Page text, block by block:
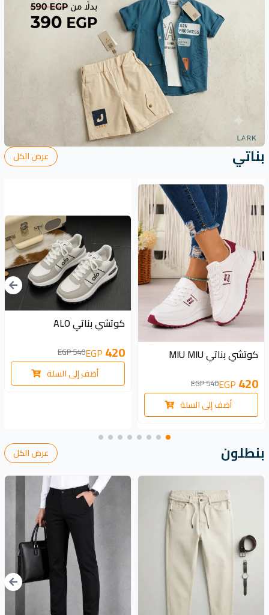
بناتي عرض الكل
120 EGP
كوتشي بناتي MIU MIU
420
EGP
540 EGP
أضف إلى السلة
120 EGP
كوتشي بناتي ALO
420
EGP
540 EGP
أضف إلى السلة
بنطلون عرض الكل